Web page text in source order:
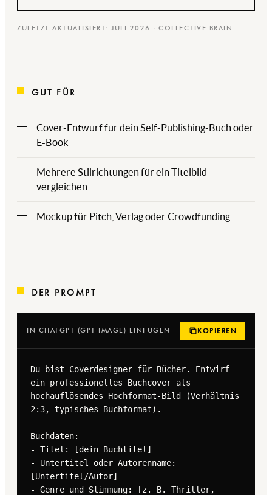
ZULETZT AKTUALISIERT: JULI 2026 · COLLECTIVE BRAIN
GUT FÜR
Cover-Entwurf für dein Self-Publishing-Buch oder
E-Book
Mehrere Stilrichtungen für ein Titelbild
vergleichen
Mockup für Pitch, Verlag oder Crowdfunding
DER PROMPT
IN CHATGPT (GPT-IMAGE) EINFÜGEN KOPIEREN
Du bist Coverdesigner für Bücher. Entwirf
ein professionelles Buchcover als
hochauflösendes Hochformat-Bild (Verhältnis
2:3, typisches Buchformat).
Buchdaten:
- Titel: [dein Buchtitel]
- Untertitel oder Autorenname:
[Untertitel/Autor]
- Genre und Stimmung: [z. B. Thriller,